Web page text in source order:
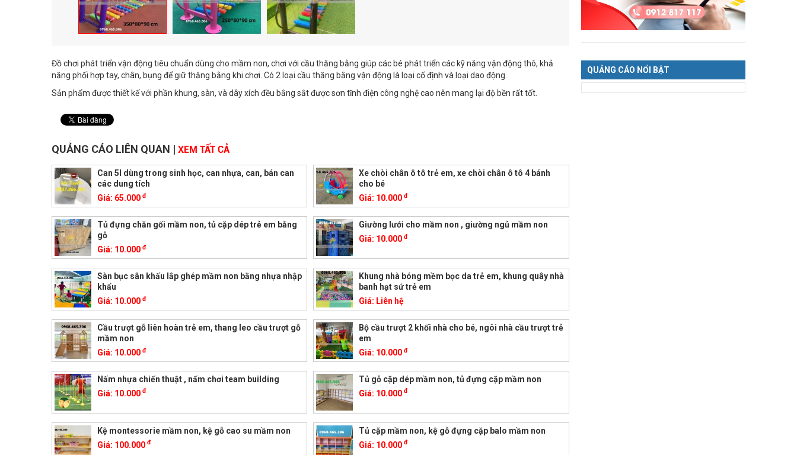
Đồ chơi phát triển vận động tiêu chuẩn dùng cho mầm non, chơi với cầu thăng bằng giúp các bé phát triển các kỹ năng vận động thô, khả
năng phối hợp tay, chân, bụng để giữ thăng bằng khi chơi. Có 2 loại cầu thăng bằng vận động là loại cố định và loại dao động.
Sản phẩm được thiết kế với phần khung, sàn, và dây xích đều bằng sắt được sơn tĩnh điện công nghệ cao nên mang lại độ bền rất tốt.
QUẢNG CÁO LIÊN QUAN | XEM TẤT CẢ
Can 5l dùng trong sinh học, can nhựa, can, bán can
các dung tích
Giá: 65.000 đ
Xe chòi chân ô tô trẻ em, xe chòi chân ô tô 4 bánh
cho bé
Giá: 10.000đ
Tủ đựng chăn gối mầm non, tủ cặp dép trẻ em bằng
gỗ
Giá: 10.000 đ
Giường lưới cho mầm non , giường ngủ mầm non
Giá: 10.000đ
Sàn bục sân khấu lắp ghép mầm non bằng nhựa nhập
khẩu
Giá: 10.000 đ
Khung nhà bóng mềm bọc da trẻ em, khung quây nhà
banh hạt sứ trẻ em
Giá: Liên hệ
Cầu trượt gỗ liên hoàn trẻ em, thang leo cầu trượt gỗ
mầm non
Giá: 10.000 đ
Bộ cầu trượt 2 khối nhà cho bé, ngôi nhà cầu trượt trẻ
em
Giá: 10.000đ
Nấm nhựa chiến thuật , nấm chơi team building
Giá: 10.000 đ
Tủ gỗ cặp dép mầm non, tủ đựng cặp mầm non
Giá: 10.000đ
Kệ montessorie mầm non, kệ gỗ cao su mầm non
Giá: 100.000 đ
Tủ cặp mầm non, kệ gỗ đựng cặp balo mầm non
Giá: 10.000đ
QUẢNG CÁO NỔI BẬT